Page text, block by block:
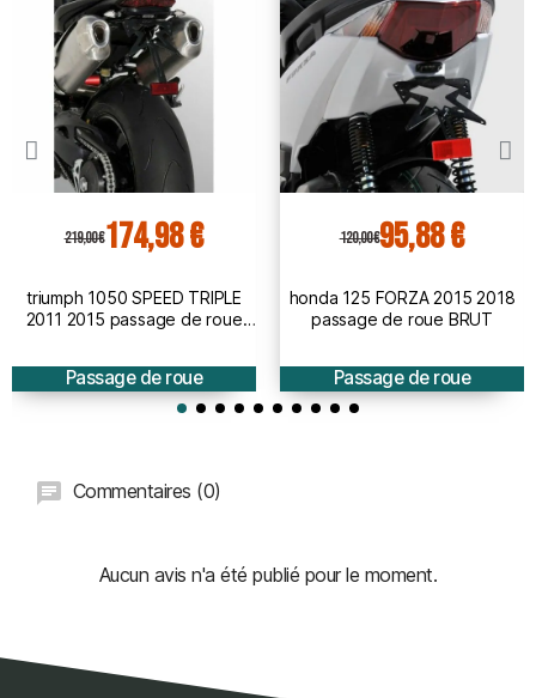
219,00 €174,98 €
triumph 1050 SPEED TRIPLE
2011 2015 passage de roue
Passage de roue
120,00 €95,88 €
honda 125 FORZA 2015 2018
passage de roue BRUT
Passage de roue
Commentaires (0)
Aucun avis n'a été publié pour le moment.